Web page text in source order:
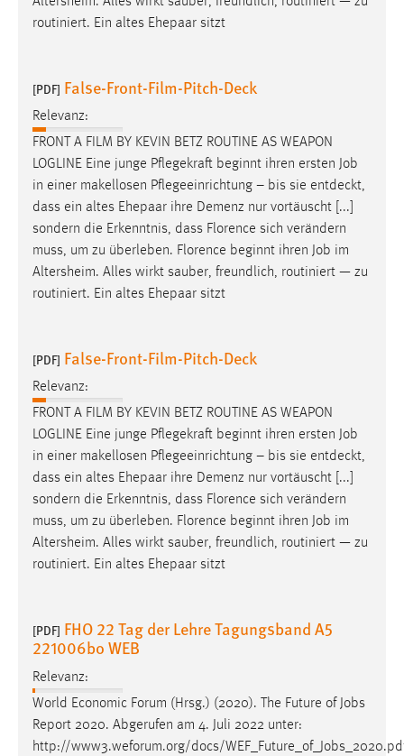
routiniert. Ein altes Ehepaar sitzt
[PDF] False-Front-Film-Pitch-Deck
Relevanz:
FRONT A FILM BY KEVIN BETZ ROUTINE AS WEAPON
LOGLINE Eine junge Pflegekraft beginnt ihren ersten Job
in einer makellosen Pflegeeinrichtung – bis sie entdeckt,
dass ein altes Ehepaar ihre Demenz nur vortäuscht [...]
sondern die Erkenntnis, dass Florence sich verändern
muss, um zu überleben. Florence beginnt ihren Job im
Altersheim. Alles wirkt sauber, freundlich, routiniert — zu
routiniert. Ein altes Ehepaar sitzt
[PDF] False-Front-Film-Pitch-Deck
Relevanz:
FRONT A FILM BY KEVIN BETZ ROUTINE AS WEAPON
LOGLINE Eine junge Pflegekraft beginnt ihren ersten Job
in einer makellosen Pflegeeinrichtung – bis sie entdeckt,
dass ein altes Ehepaar ihre Demenz nur vortäuscht [...]
sondern die Erkenntnis, dass Florence sich verändern
muss, um zu überleben. Florence beginnt ihren Job im
Altersheim. Alles wirkt sauber, freundlich, routiniert — zu
routiniert. Ein altes Ehepaar sitzt
[PDF] FHO 22 Tag der Lehre Tagungsband A5
221006bo WEB
Relevanz:
World Economic Forum (Hrsg.) (2020). The Future of Jobs
Report 2020. Abgerufen am 4. Juli 2022 unter:
http://www3.weforum.org/docs/WEF_Future_of_ Jobs